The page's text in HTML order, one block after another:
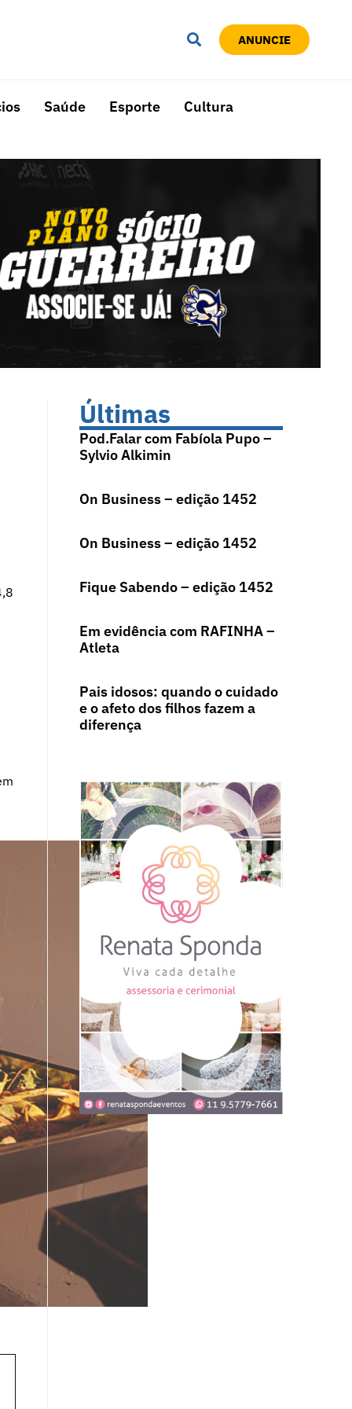
ANUNCIE
Saúde Esporte Cultura
Últimas
Pod.Falar com Fabíola Pupo –
Sylvio Alkimin
On Business – edição 1452
On Business – edição 1452
Fique Sabendo – edição 1452
Em evidência com RAFINHA –
Atleta
Pais idosos: quando o cuidado
e o afeto dos filhos fazem a
diferença